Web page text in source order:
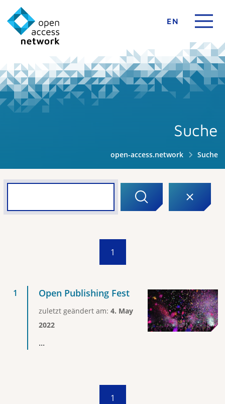
EN
Suche
open-access.network Suche
1
Open Publishing Fest
zuletzt geändert am: 4. May
2022
...
1